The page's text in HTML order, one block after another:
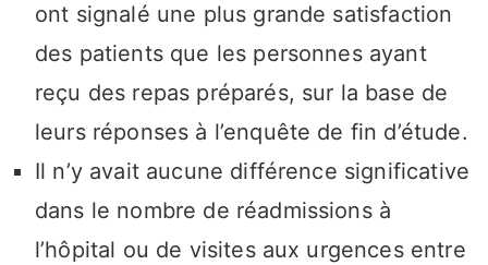
ont signalé une plus grande satisfaction
des patients que les personnes ayant
reçu des repas préparés, sur la base de
leurs réponses à l’enquête de fin d’étude.
Il n’y avait aucune différence significative
dans le nombre de réadmissions à
l’hôpital ou de visites aux urgences entre